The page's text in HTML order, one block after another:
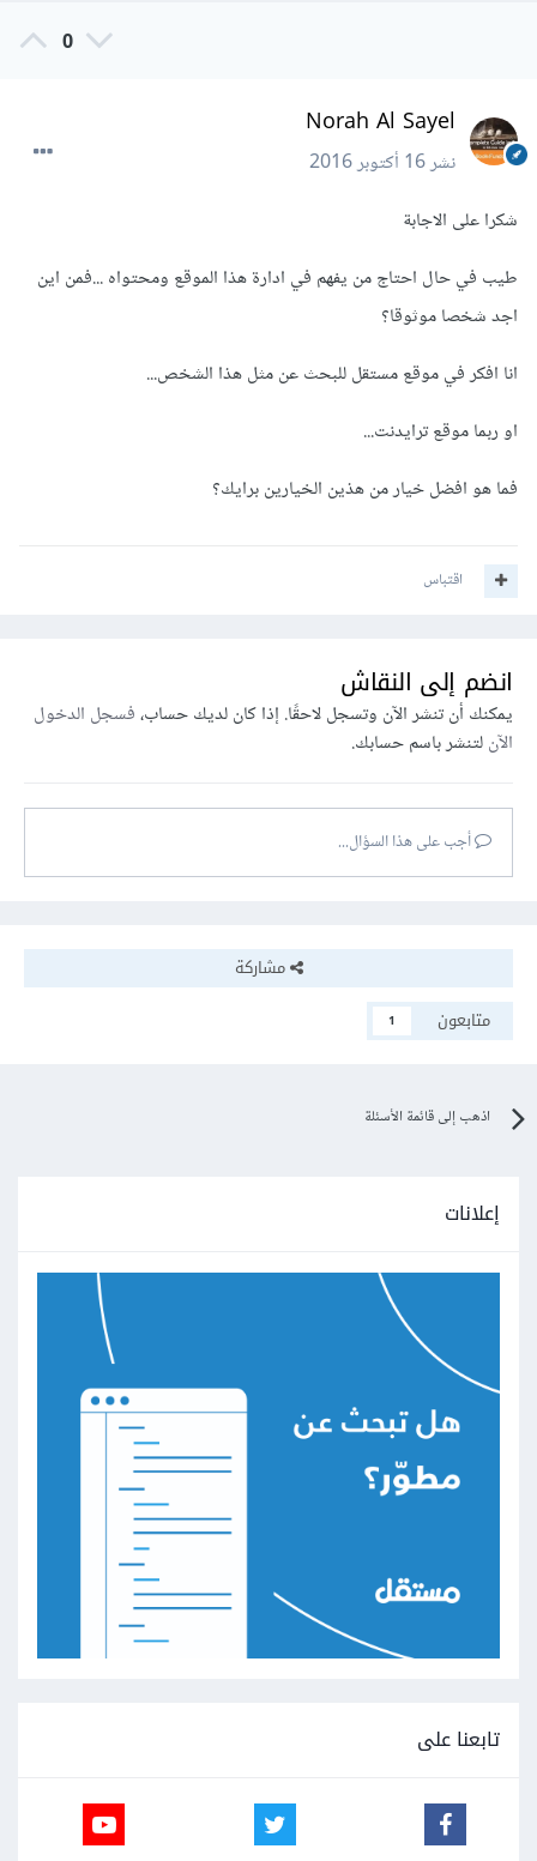
0
Norah Al Sayel
نشر16 أكتوبر 2016
شكرا على الاجابة
طيب في حال احتاج من يفهم في ادارة هذا الموقع ومحتواه ...فمن اين
اجد شخصا موثوقا؟
انا افكر في موقع مستقل للبحث عن مثل هذا الشخص...
او ربما موقع ترايدنت...
فما هو افضل خيار من هذين الخيارين برايك؟
اقتباس
انضم إلى النقاش
يمكنك أن تنشر الآن وتسجل لاحقًا. إذا كان لديك حساب،فسجل الدخول
الآنلتنشر باسم حسابك.
أجب على هذا السؤال...
مشاركة
متابعون
1
اذهب إلى قائمة الأسئلة
إعلانات
تابعنا على